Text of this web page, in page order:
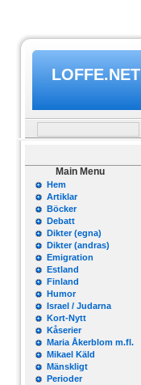
LOFFE.NET
Main Menu
Hem
Artiklar
Böcker
Debatt
Dikter (egna)
Dikter (andras)
Emigration
Estland
Finland
Humor
Israel / Judarna
Kort-Nytt
Kåserier
Maria Åkerblom m.fl.
Mikael Käld
Mänskligt
Perioder